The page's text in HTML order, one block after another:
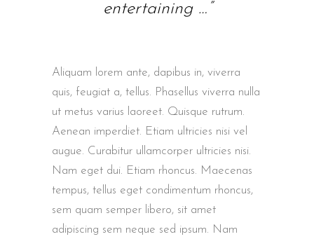
entertaining …”
Aliquam lorem ante, dapibus in, viverra
quis, feugiat a, tellus. Phasellus viverra nulla
ut metus varius laoreet. Quisque rutrum.
Aenean imperdiet. Etiam ultricies nisi vel
augue. Curabitur ullamcorper ultricies nisi.
Nam eget dui. Etiam rhoncus. Maecenas
tempus, tellus eget condimentum rhoncus,
sem quam semper libero, sit amet
adipiscing sem neque sed ipsum. Nam